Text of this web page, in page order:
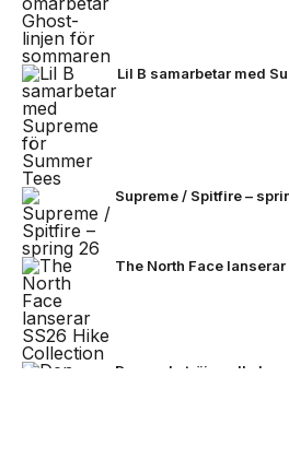
Lil B samarbetar med
Supreme / Spitfire –
The North Face
Den enda tröjan alla kan